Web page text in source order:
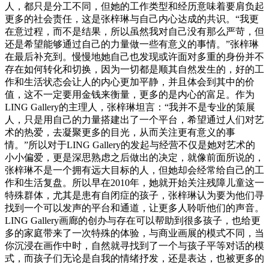
人，都只是分工不同，但她的工作类型和经历意味着要肩负起
更多的社会责任，这是张梓琳与自己内心达成的共识。“我更
在意过程，而不是结果，所以虽然我对自己没有那么严苛，但
还是希望能够通过自己的力量做一些有意义的事情。”张梓琳
在最后补充到。慢慢地她自己也发现或许面对多重的身份并不
存在如何转化和切换，因为一切都是顺其自然发生的，好的工
作和生活状态会让人的内心更加平静，并且体会到其中的价
值，这不一定要用金钱来衡量，更多的是内心的富足。作为
LING Gallery的主理人，张梓琳坦言：“我并不是专业的策展
人，只是用自己的力量搭建出了一个平台，希望通过人们对艺
术的热爱，去凝聚更多的目光，从而关注更有意义的事
情。”所以对于LING Gallery的发起与经营不仅是她对艺术的
小小偏爱，更是深思熟虑之后做出的决定，就像前面所说的，
张梓琳不是一个拥有远大目标的人，但她却会经常给自己的工
作和生活复盘。所以早在2010年，她就开始关注残障儿童这一
特殊群体，尤其是患有自闭症的孩子，张梓琳认为要为他们寻
找到一个可以发声的平台和通道，让更多人聆听他们的声音。
LING Gallery画廊的创办与存在可以帮助到很多孩子，也给更
多的家庭带来了一次特殊的体验，与商业画展的模式不同，当
你沉浸在画作中时，自然就寻找到了一个与孩子平等对话的模
式，而孩子们无论是自我的情绪抒发，还是表达，也被更多的